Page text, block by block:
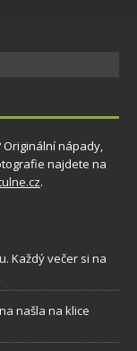
Originální nápady,
najdete na
.
Každý večer si na
našla na klice